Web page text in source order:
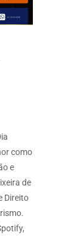
como
e
de
Direito